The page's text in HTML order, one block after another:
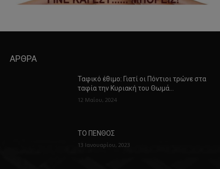
ΑΡΘΡΑ
Ταφικό έθιμο: Γιατί οι Πόντιοι τρώνε στα
ταφία την Κυριακή του Θωμά…
12 Μαΐου, 2024
ΤΟ ΠΕΝΘΟΣ
13 Ιανουαρίου, 2023